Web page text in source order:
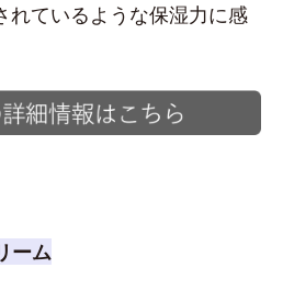
れているような保湿力に感
ーム